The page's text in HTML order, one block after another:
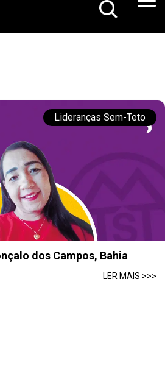
Lideranças Sem-Teto
dos Campos, Bahia
LER MAIS >>>